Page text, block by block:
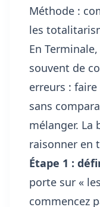
Méthode :
les
En
souvent de
erreurs :
sans
mélanger. La
raisonner en
Étape 1 :
porte sur «
commencez